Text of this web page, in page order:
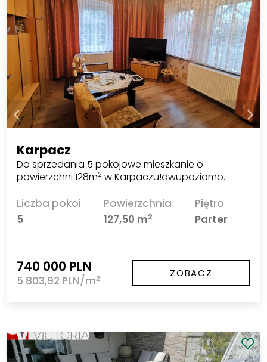
Karpacz
Do sprzedania 5 pokojowe mieszkanie o
powierzchni 128m2 w Karpaczu!dwupoziomo…
Liczba pokoi
5
Powierzchnia
127,50 m2
Piętro
Parter
740 000 PLN
5 803,92 PLN/m2 ZOBACZ